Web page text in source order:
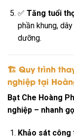
✅ Tăng tuổi
phần khung,
dưỡng.
🏗 Quy trình
nghiệp tại
Bạt Che Hoàng
nghiệp – nhanh
Khảo sát công